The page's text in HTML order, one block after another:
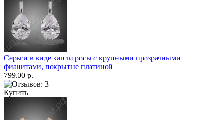
Серьги в виде капли росы с крупными прозрачными
фианитами, покрытые платиной
799.00 р.
Купить